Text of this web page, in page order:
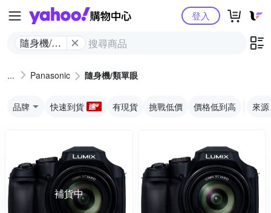
Yahoo購物中心
隨身機/類
登入
Panasonic 隨身機/類單眼
品牌 快速到貨 有現貨 挑戰低價 價格低到高 來源
補貨中